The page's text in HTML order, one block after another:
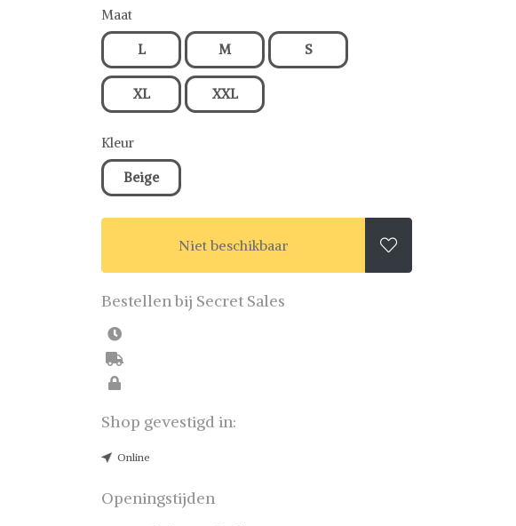
Maat
L M S
XL XXL
Kleur
Beige
Niet beschikbaar 
Bestellen bij Secret Sales
Shop gevestigd in:
Online
Openingstijden